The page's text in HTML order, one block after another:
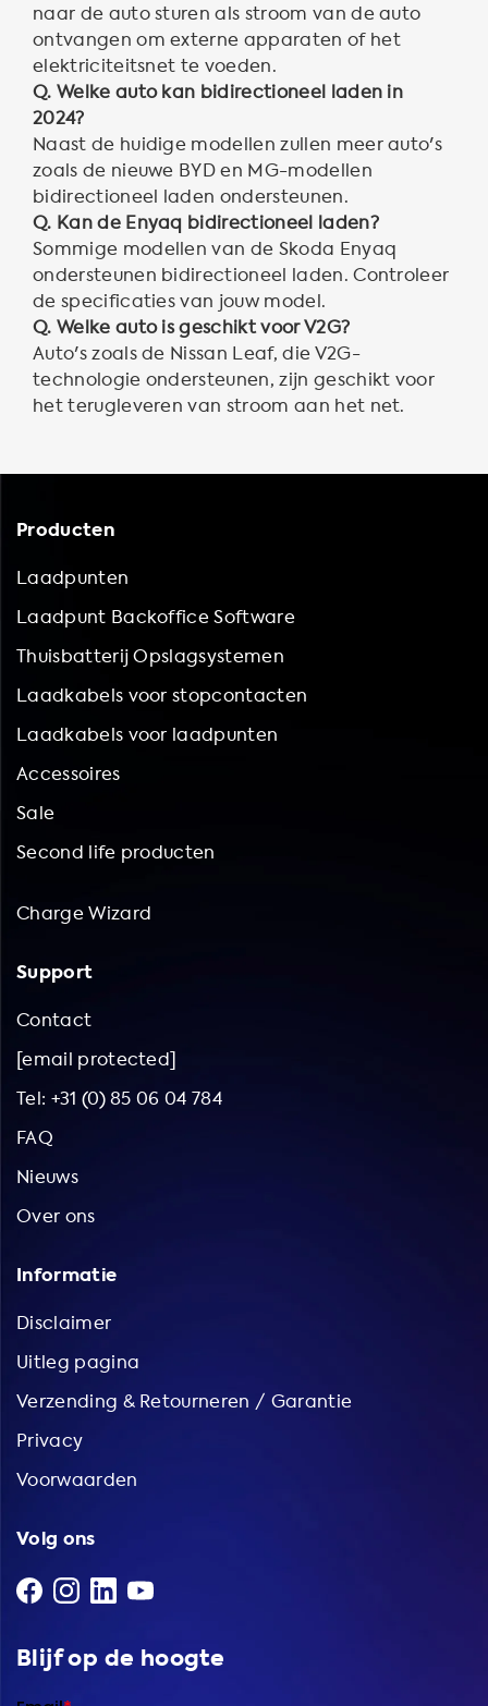
naar de auto sturen als stroom van de auto
ontvangen om externe apparaten of het
elektriciteitsnet te voeden.
Q. Welke auto kan bidirectioneel laden in
2024?
Naast de huidige modellen zullen meer auto's
zoals de nieuwe BYD en MG-modellen
bidirectioneel laden ondersteunen.
Q. Kan de Enyaq bidirectioneel laden?
Sommige modellen van de Skoda Enyaq
ondersteunen bidirectioneel laden. Controleer
de specificaties van jouw model.
Q. Welke auto is geschikt voor V2G?
Auto's zoals de Nissan Leaf, die V2G-
technologie ondersteunen, zijn geschikt voor
het terugleveren van stroom aan het net.
Producten
Laadpunten
Laadpunt Backoffice Software
Thuisbatterij Opslagsystemen
Laadkabels voor stopcontacten
Laadkabels voor laadpunten
Accessoires
Sale
Second life producten
Charge Wizard
Support
Contact
[email protected]
Tel: +31 (0) 85 06 04 784
FAQ
Nieuws
Over ons
Informatie
Disclaimer
Uitleg pagina
Verzending & Retourneren / Garantie
Privacy
Voorwaarden
Volg ons
Blijf op de hoogte